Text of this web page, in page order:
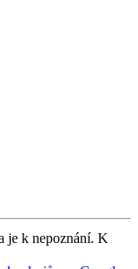
je k nepoznání. K